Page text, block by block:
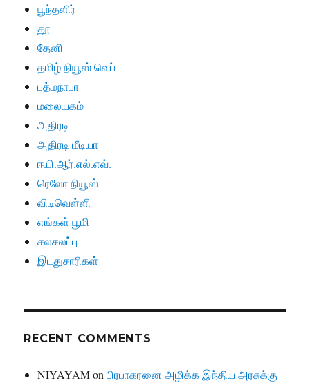
பூந்தளிர்
தூ
தேனி
தமிழ் நியூஸ் வெப்
பத்மநாபா
மலையகம்
அதிரடி
அதிரடி மீடியா
ஈ.பி.ஆர்.எல்.எவ்.
ரெலோ நியூஸ்
விடிவெள்ளி
எங்கள் பூமி
சலசலப்பு
இடதுசாரிகள்
RECENT COMMENTS
NIYAYAMonபிரபாகரனை அழிக்க இந்திய அரசுக்கு